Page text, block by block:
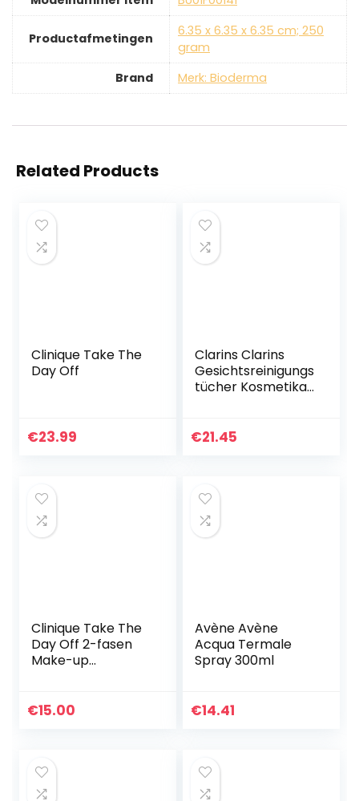
Productafmetingen
‎6.35 x 6.35 x 6.35 cm; 250
gram
Brand
Merk: Bioderma
Related Products
Clinique Take The
Day Off
€23.99
Clarins Clarins
Gesichtsreinigungs
tücher Kosmetika
€21.45
Clinique Take The
Day Off 2-fasen
Make-up
€15.00
Avène Avène
Acqua Termale
Spray 300ml
€14.41